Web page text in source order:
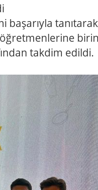
başarıyla
takdim edildi.